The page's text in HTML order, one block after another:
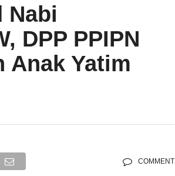
Nabi
DPP PPIPN
Anak Yatim
COMMENT